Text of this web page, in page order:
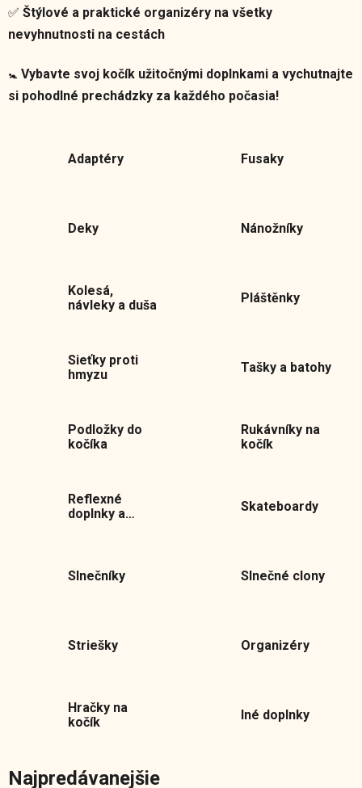
✅ Štýlové a praktické organizéry na všetky
nevyhnutnosti na cestách
🚼 Vybavte svoj kočík užitočnými doplnkami a vychutnajte
si pohodlné prechádzky za každého počasia!
Adaptéry Fusaky
Deky Nánožníky
Kolesá,
návleky a duša
Pláštěnky
Sieťky proti
hmyzu
Tašky a batohy
Podložky do
kočíka
Rukávníky na
kočík
Reflexné
doplnky a
Skateboardy
Slnečníky Slnečné clony
Striešky Organizéry
Hračky na
kočík
Iné doplnky
Najpredávanejšie